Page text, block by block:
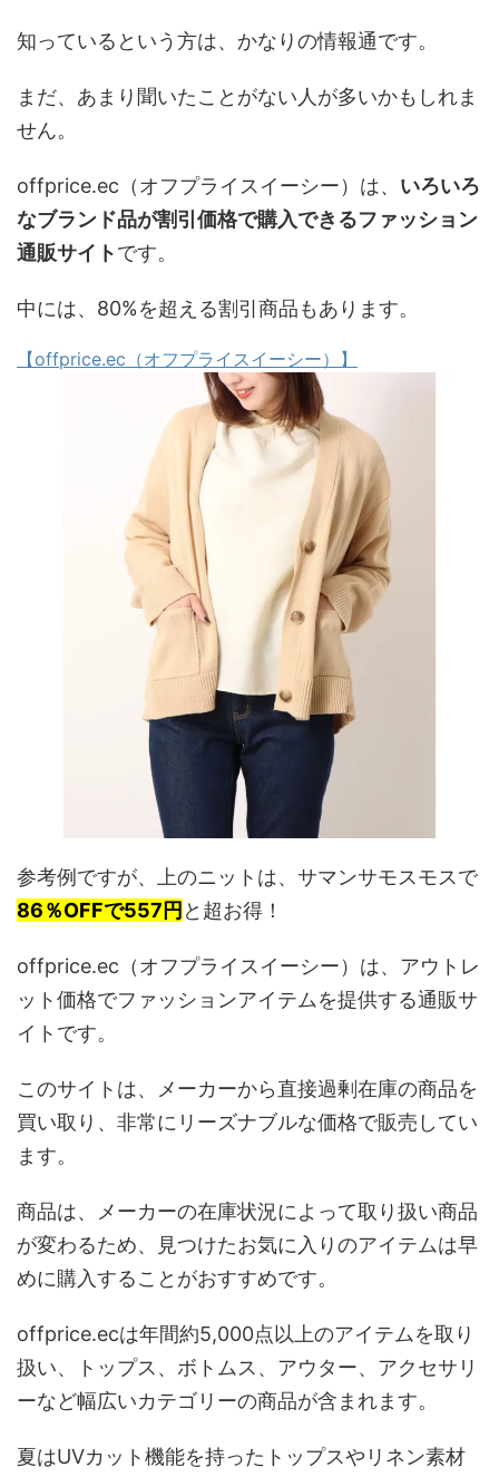
知っているという方は、かなりの情報通です。
まだ、あまり聞いたことがない人が多いかもしれま
せん。
offprice.ec（オフプライスイーシー）は、 いろいろ
なブランド品が割引価格で購入できるファッション
通販サイトです。
中には、80%を超える割引商品もあります。
【offprice.ec（オフプライスイーシー）】
参考例ですが、上のニットは、サマンサモスモスで
86％OFFで557円 と超お得！
offprice.ec（オフプライスイーシー）は、アウトレ
ット価格でファッションアイテムを提供する通販サ
イトです。
このサイトは、メーカーから直接過剰在庫の商品を
買い取り、非常にリーズナブルな価格で販売してい
ます。
商品は、メーカーの在庫状況によって取り扱い商品
が変わるため、見つけたお気に入りのアイテムは早
めに購入することがおすすめです。
offprice.ecは年間約5,000点以上のアイテムを取り
扱い、トップス、ボトムス、アウター、アクセサリ
ーなど幅広いカテゴリーの商品が含まれます。
夏はUVカット機能を持ったトップスやリネン素材